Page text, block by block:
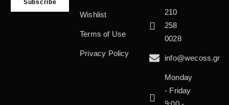
Wishlist
Terms of Use
Privacy Policy
210
258
0028
info@wecoss.gr
Monday
- Friday